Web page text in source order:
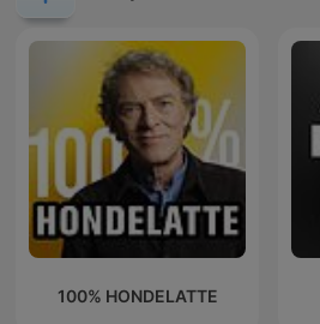
100% HONDELATTE